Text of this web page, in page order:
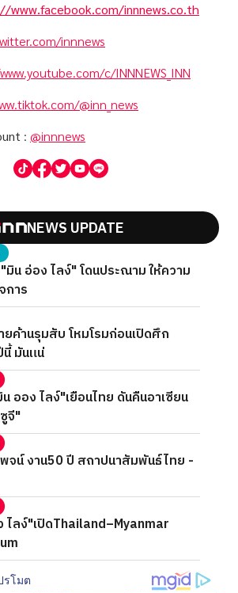
www.facebook.com/innnews.co.th
innnews
c/INNNEWS_INN
@inn_news
: @innnews
NEWS UPDATE
มิน อ่อง ไลง์" โดนประณาม ให้ความ
การ
ค้านรุมสับ โหมโรมก่อนเปิดศึก
มันแน่
ออง ไลง์"เยือนไทย ดันคืนอาเซียน
จี"
น์ งาน50 ปี สถาปนาสัมพันธ์ไทย -
ไลง์"เปิดThailand–Myanmar